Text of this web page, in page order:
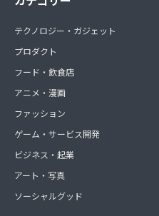
テクノロジー・ガジェット
プロダクト
フード・飲食店
アニメ・漫画
ファッション
ゲーム・サービス開発
ビジネス・起業
アート・写真
ソーシャルグッド